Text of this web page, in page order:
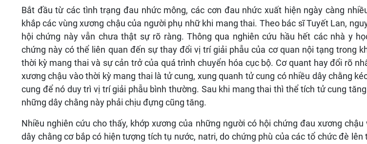
Bắt đầu từ các tình trạng đau nhức mông, các cơn đau nhức xuất hiện ngày càng
khắp các vùng xương chậu của người phụ nhữ khi mang thai. Theo bác sĩ Tuyết Lan,
hội chứng này vẫn chưa thật sự rõ ràng. Thông qua nghiên cứu hầu hết các nhà y
chứng này có thể liên quan đến sự thay đổi vị trí giải phẫu của cơ quan nội tạng trong
thời kỳ mang thai và sự cản trở của quá trình chuyển hóa cục bộ. Cơ quant hay đổi rõ
xương chậu vào thời kỳ mang thai là tử cung, xung quanh tử cung có nhiều dây chằng
cung để nó duy trì vị trí giải phẫu bình thường. Sau khi mang thai thì thể tích tử cung
những dây chằng này phải chịu đựng cũng tăng.
Nhiều nghiên cứu cho thấy, khớp xương của những người có hội chứng đau xương chậu
dây chằng cơ bắp có hiện tượng tích tụ nước, natri, do chứng phù của các tổ chức đè lên